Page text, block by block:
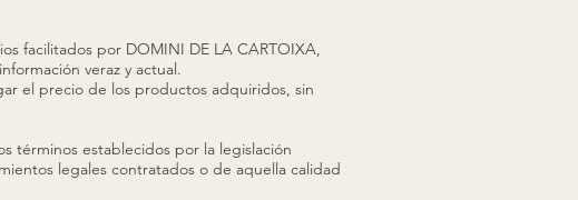
facilitados por DOMINI DE LA CARTOIXA,
veraz y actual.
el precio de los productos adquiridos, sin
términos establecidos por la legislación
legales contratados o de aquella calidad